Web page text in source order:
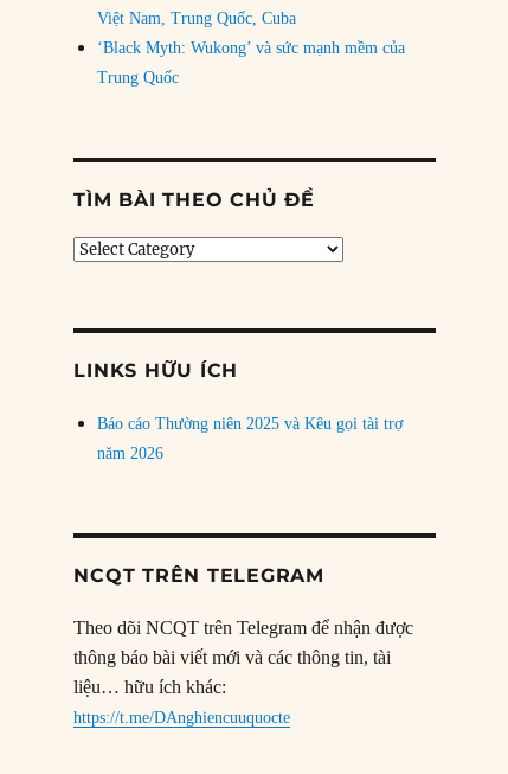
Việt Nam, Trung Quốc, Cuba
‘Black Myth: Wukong’ và sức mạnh mềm của
Trung Quốc
TÌM BÀI THEO CHỦ ĐỀ
Tìm
chủ
LINKS HỮU ÍCH
Báo cáo Thường niên 2025 và Kêu gọi tài trợ
năm 2026
NCQT TRÊN TELEGRAM
Theo dõi NCQT trên Telegram để nhận được
thông báo bài viết mới và các thông tin, tài
liệu… hữu ích khác:
https://t.me/DAnghiencuuquocte